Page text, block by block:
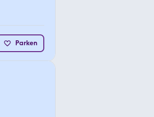
Parken